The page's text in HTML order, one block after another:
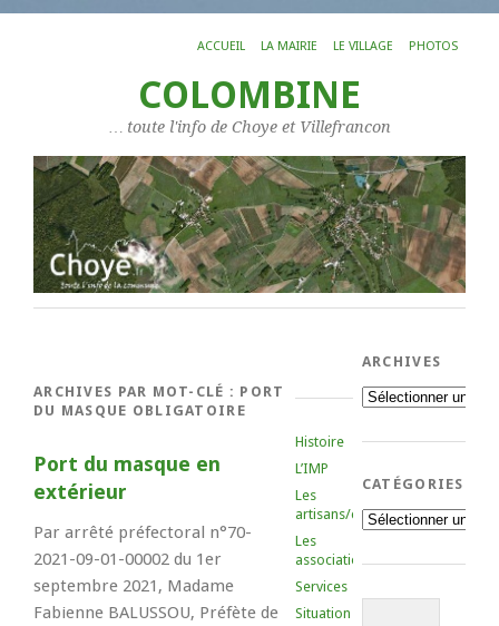
ACCUEIL LA MAIRIE LE VILLAGE PHOTOS
COLOMBINE
… toute l'info de Choye et Villefrancon
ARCHIVES PAR MOT-CLÉ : PORT
DU MASQUE OBLIGATOIRE
Port du masque en
extérieur
Par arrêté préfectoral n°70-
2021-09-01-00002 du 1er
septembre 2021, Madame
Fabienne BALUSSOU, Préfète de
Histoire
L’IMP
Les
artisans/commerçants
Les
associations
Services
Situation
ARCHIVES
Archives
CATÉGORIES
Catégories